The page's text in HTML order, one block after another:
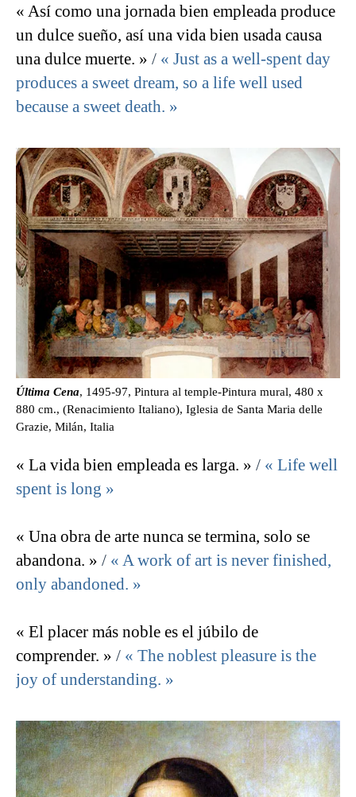
« Así como una jornada bien empleada produce
un dulce sueño, así una vida bien usada causa
una dulce muerte. » / « Just as a well-spent day
produces a sweet dream, so a life well used
because a sweet death. »
Última Cena, 1495-97, Pintura al temple-Pintura mural, 480 x
880 cm., (Renacimiento Italiano), Iglesia de Santa Maria delle
Grazie, Milán, Italia
« La vida bien empleada es larga. » / « Life well
spent is long »
« Una obra de arte nunca se termina, solo se
abandona. » / « A work of art is never finished,
only abandoned. »
« El placer más noble es el júbilo de
comprender. » / « The noblest pleasure is the
joy of understanding. »